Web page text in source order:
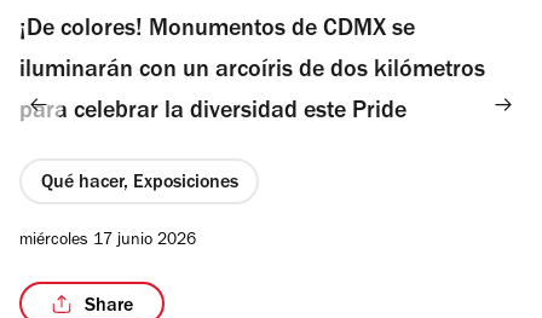
¡De colores! Monumentos de CDMX se
iluminarán con un arcoíris de dos kilómetros
para celebrar la diversidad este Pride
Qué hacer, Exposiciones
miércoles 17 junio 2026
Share